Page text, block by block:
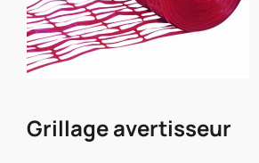
Grillage avertisseur